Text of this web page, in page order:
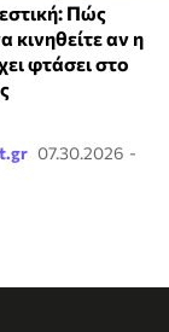
Πώς
κινηθείτε αν η
φτάσει στο
07.30.2026 -